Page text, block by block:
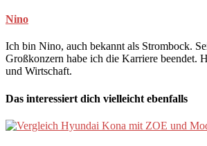
Nino
Ich bin Nino, auch bekannt als Strombock.
Großkonzern habe ich die Karriere beendet.
und Wirtschaft.
Das interessiert dich vielleicht ebenfalls